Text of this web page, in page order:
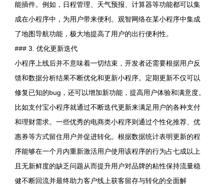
能插件。例如，日程管理、天气预报、计算器等功能都可以集
成在小程序中，为用户带来便利。观智网络在某小程序中集成
了地图导航功能，极大地提高了用户的出行便利性。
### 3. 优化更新迭代
小程序上线后并不意味着一切结束，开发者还需要根据用户反
馈和数据分析结果不断优化和更新小程序。定期更新不仅可以
修复已知的bug，还可以增加新功能，提高用户体验和满意度。
比如支付宝小程序就通过不断迭代更新来满足用户的各种支付
和理财需求。一些优秀的电商类小程序则通过个性化推荐、优
惠券等方式留住用户并促进转化。根据数据统计表明更新的程
序能够在一个月内重新激活用户使用该程序的行为占七成以上
且无新鲜度的缺乏问题从而提升用户对品牌的粘性保持流量稳
健不断回流并最终助力客户线上获客留存与转化的全面解